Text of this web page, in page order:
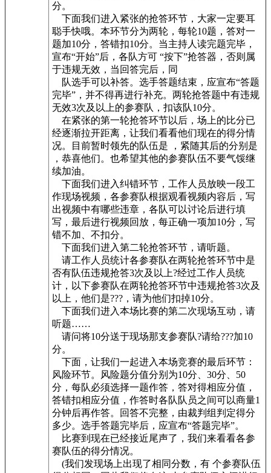
分。
下面我们进入紧张的抢答环节，大家一定要耳
聪手快哦。本环节分为两轮，每轮10题，答对一
题加10分，答错扣10分。当主持人读完题完毕，
宣布“开始”后，各队方可 “按下”抢答器，否则属
于违规无效，当回答完后，同
队选手可以补答。选手答题结束，应宣布“答题
完毕”，并不得再进行补充。两轮抢答题中有违规
无效3次及以上的参赛队，扣该队10分。
在紧张的第一轮抢答环节以后，场上的比分已
经逐渐拉开距离，让我们看看他们现在的得分情
况。目前暂时领先的队伍是 ，紧随其后的分别是
，恭喜他们。也希望其他的参赛队伍不要气馁继
续加油。
下面我们进入纠错环节，工作人员放映一段工
作现场视频，各参赛队根据观看视频内容后，写
出视频中有哪些违章，各队可以讨论后进行填
写，最后进行视频回放，每正确一项加10分，写
错不加、不扣分。
下面我们进入第二轮抢答环节，请听题。
请工作人员统计各参赛队在两轮抢答环节中是
否有队伍违规抢答3次及以上?经过工作人员统
计，以下参赛队在两轮抢答环节中违规抢答3次及
以上，他们是???，请为他们扣掉10分。
下面我们进入本场比赛的第二次现场互动，请
听题……
请问将10分送于现场那支参赛队?请给???加10
分。
下面，让我们一起进入本场竞赛的最后环节：
风险环节。风险题分值分别为10分、30分、50
分，每队必须选择一题作答，答对得相应分值，
答错扣相应分值，作答时各队队员之间可以商量1
分钟后再作答。回答不完整，由裁判组判定得分
多少。选手答题完毕后，应宣布“答题完毕”。
比赛到现在已经接近尾声了，我们来看看各参
赛队伍的得分情况。
(我们发现场上出现了相同分数，有 个参赛队伍